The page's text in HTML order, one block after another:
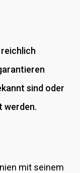
sind oder
werden.
mit seinem